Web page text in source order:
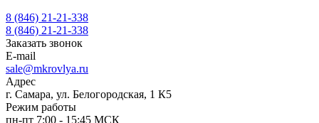
8 (846) 21-21-338
8 (846) 21-21-338
Заказать звонок
E-mail
sale@mkrovlya.ru
Адрес
г. Самара, ул. Белогородская, 1 К5
Режим работы
пн-пт 7:00 - 15:45 МСК